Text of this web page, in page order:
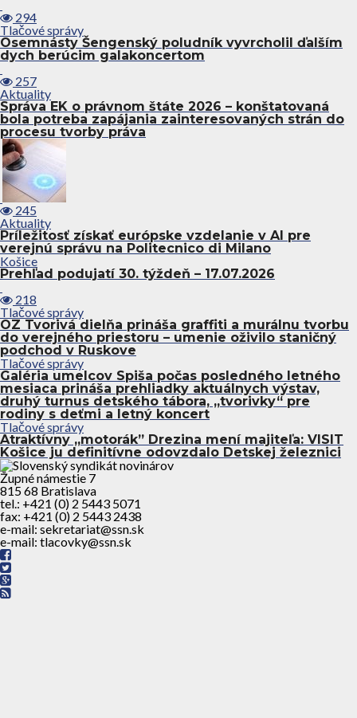
294
Tlačové správy
Osemnásty Šengenský poludník vyvrcholil ďalším
dych berúcim galakoncertom
257
Aktuality
Správa EK o právnom štáte 2026 – konštatovaná
bola potreba zapájania zainteresovaných strán do
procesu tvorby práva
245
Aktuality
Príležitosť získať európske vzdelanie v AI pre
verejnú správu na Politecnico di Milano
Košice
Prehľad podujatí 30. týždeň – 17.07.2026
218
Tlačové správy
OZ Tvorivá dielňa prináša graffiti a murálnu tvorbu
do verejného priestoru – umenie oživilo staničný
podchod v Ruskove
Tlačové správy
Galéria umelcov Spiša počas posledného letného
mesiaca prináša prehliadky aktuálnych výstav,
druhý turnus detského tábora, „tvorivky“ pre
rodiny s deťmi a letný koncert
Tlačové správy
Atraktívny ,,motorák” Drezina mení majiteľa: VISIT
Košice ju definitívne odovzdalo Detskej železnici
Župné námestie 7
815 68 Bratislava
tel.: +421 (0) 2 5443 5071
fax: +421 (0) 2 5443 2438
e-mail: sekretariat@ssn.sk
e-mail: tlacovky@ssn.sk